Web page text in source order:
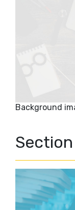
Background